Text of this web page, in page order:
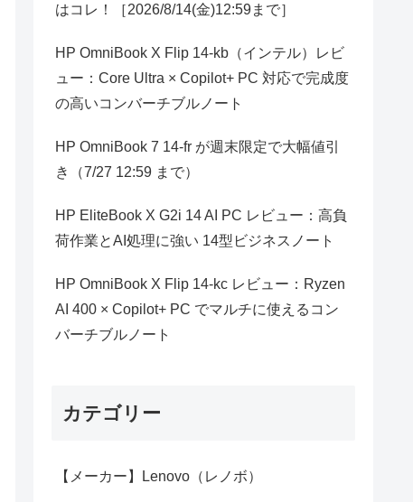
はコレ！［2026/8/14(金)12:59まで］
HP OmniBook X Flip 14-kb（インテル）レビ
ュー：Core Ultra × Copilot+ PC 対応で完成度
の高いコンバーチブルノート
HP OmniBook 7 14-fr が週末限定で大幅値引
き（7/27 12:59 まで）
HP EliteBook X G2i 14 AI PC レビュー：高負
荷作業とAI処理に強い 14型ビジネスノート
HP OmniBook X Flip 14-kc レビュー：Ryzen
AI 400 × Copilot+ PC でマルチに使えるコン
バーチブルノート
カテゴリー
【メーカー】Lenovo（レノボ）